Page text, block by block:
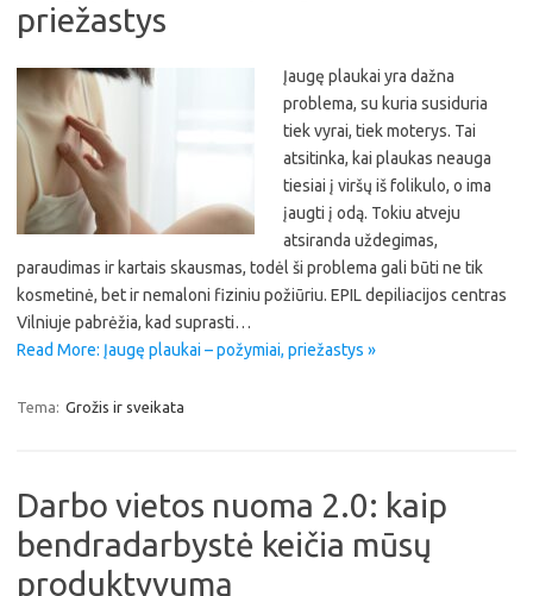
priežastys
Įaugę plaukai yra dažna
problema, su kuria susiduria
tiek vyrai, tiek moterys. Tai
atsitinka, kai plaukas neauga
tiesiai į viršų iš folikulo, o ima
įaugti į odą. Tokiu atveju
atsiranda uždegimas,
paraudimas ir kartais skausmas, todėl ši problema gali būti ne tik
kosmetinė, bet ir nemaloni fiziniu požiūriu. EPIL depiliacijos centras
Vilniuje pabrėžia, kad suprasti…
Read More: Įaugę plaukai – požymiai, priežastys »
Tema: Grožis ir sveikata
Darbo vietos nuoma 2.0: kaip
bendradarbystė keičia mūsų
produktyvumą